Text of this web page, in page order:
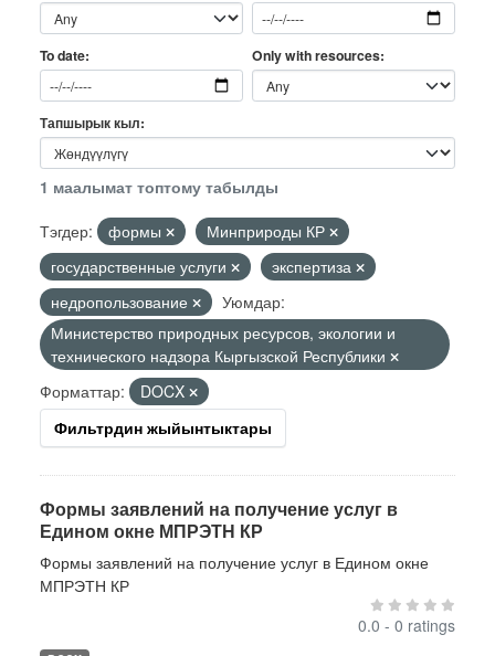
To date Only with resources
Тапшырык кыл
1 маалымат топтому табылды
Тэгдер:
формы
Минприроды КР
государственные услуги
экспертиза
недропользование
Уюмдар:
Министерство природных ресурсов, экологии и
технического надзора Кыргызской Республики
Форматтар:
DOCX
Фильтрдин жыйынтыктары
Формы заявлений на получение услуг в
Едином окне МПРЭТН КР
Формы заявлений на получение услуг в Едином окне
МПРЭТН КР
0.0 - 0 ratings